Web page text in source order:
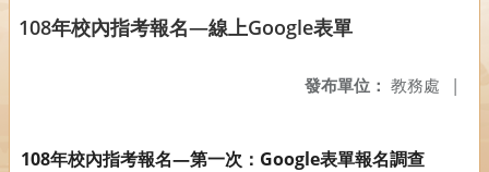
108年校內指考報名—線上Google表單
發布單位： 教務處 |
108年校內指考報名—第一次：Google表單報名調查